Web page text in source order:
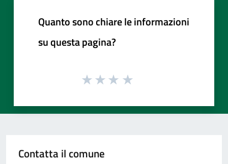
Quanto sono chiare le informazioni
su questa pagina?
Contatta il comune